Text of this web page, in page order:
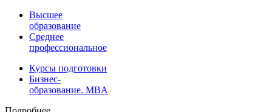
Высшее
образование
Среднее
профессиональное
Курсы подготовки
Бизнес-
образование. MBA